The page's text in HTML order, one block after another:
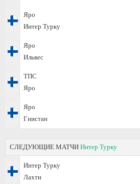
Яро
Интер Турку
Яро
Ильвес
ТПС
Яро
Яро
Гнистан
СЛЕДУЮЩИЕ МАТЧИ Интер Турку
Интер Турку
Лахти